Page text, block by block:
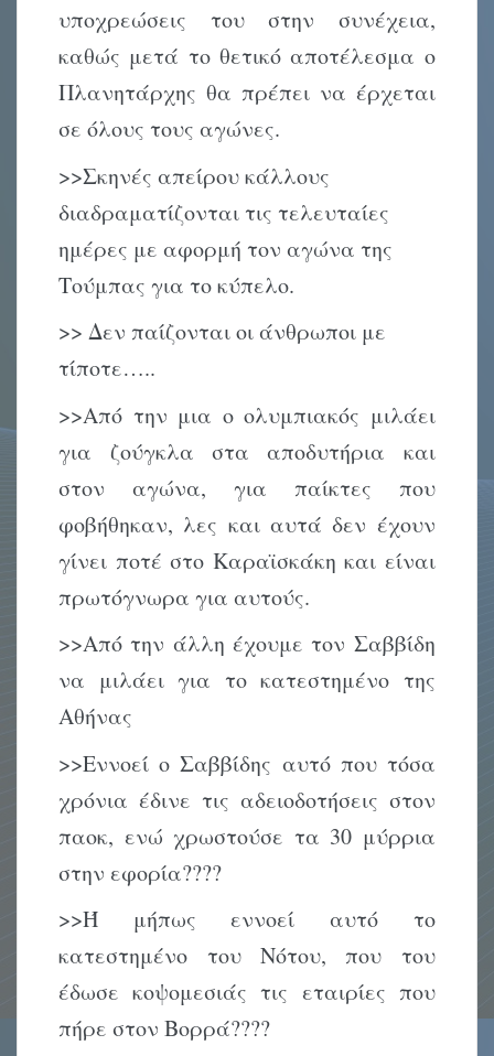
υποχρεώσεις του στην συνέχεια,
καθώς μετά το θετικό αποτέλεσμα ο
Πλανητάρχης θα πρέπει να έρχεται
σε όλους τους αγώνες.
>>Σκηνές απείρου κάλλους
διαδραματίζονται τις τελευταίες
ημέρες με αφορμή τον αγώνα της
Τούμπας για το κύπελο.
>> Δεν παίζονται οι άνθρωποι με
τίποτε…..
>>Από την μια ο ολυμπιακός μιλάει
για ζούγκλα στα αποδυτήρια και
στον αγώνα, για παίκτες που
φοβήθηκαν, λες και αυτά δεν έχουν
γίνει ποτέ στο Καραϊσκάκη και είναι
πρωτόγνωρα για αυτούς.
>>Από την άλλη έχουμε τον Σαββίδη
να μιλάει για το κατεστημένο της
Αθήνας
>>Εννοεί ο Σαββίδης αυτό που τόσα
χρόνια έδινε τις αδειοδοτήσεις στον
παοκ, ενώ χρωστούσε τα 30 μύρρια
στην εφορία????
>>Ή μήπως εννοεί αυτό το
κατεστημένο του Νότου, που του
έδωσε κοψομεσιάς τις εταιρίες που
πήρε στον Βορρά????